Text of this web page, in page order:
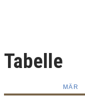
Tabelle
MÄR